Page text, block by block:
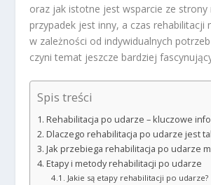
oraz jak istotne jest wsparcie ze strony
przypadek jest inny, a czas rehabilitacji
w zależności od indywidualnych
czyni temat jeszcze bardziej
Spis treści
Rehabilitacja po udarze – kluczowe
Dlaczego rehabilitacja po udarze jest
Jak przebiega rehabilitacja po udarze
Etapy i metody rehabilitacji po udarze
Jakie są etapy rehabilitacji po udarze?